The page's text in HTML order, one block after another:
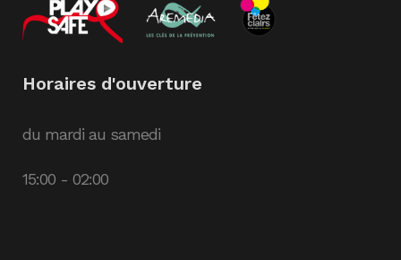
Horaires d'ouverture
du mardi au samedi
15:00 - 02:00